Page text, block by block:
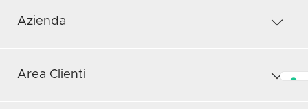
Azienda
Area Clienti